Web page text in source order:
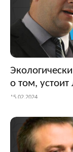
о том,
15.02.2024